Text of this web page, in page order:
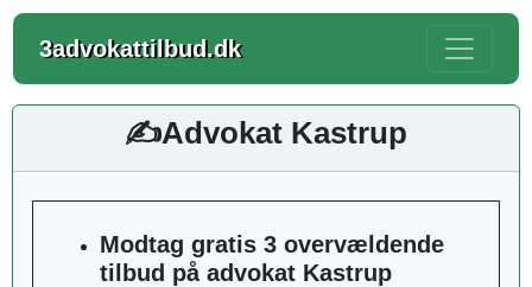
3advokattilbud.dk
✍️Advokat Kastrup
Modtag gratis 3 overvældende
tilbud på advokat Kastrup